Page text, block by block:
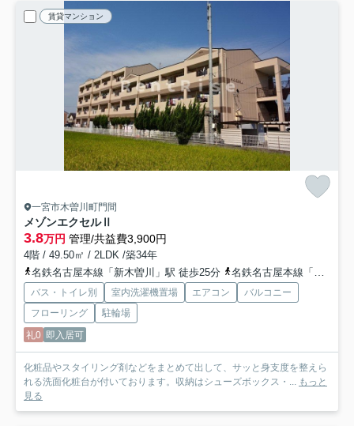
賃貸マンション
一宮市木曽川町門間
メゾンエクセルⅡ
3.8万円 管理/共益費3,900円
4階 / 49.50㎡ / 2LDK /築34年
名鉄名古屋本線「新木曽川」駅 徒歩25分
名鉄名古屋本線「石刀」駅 徒歩19分
バス・トイレ別 室内洗濯機置場 エアコン
バルコニー
フローリング
駐輪場
礼0 即入居可
化粧品やスタイリング剤などをまとめて出して、サッと身支度を整えら
れる洗面化粧台が付いております。収納はシューズボックス・... もっと
見る